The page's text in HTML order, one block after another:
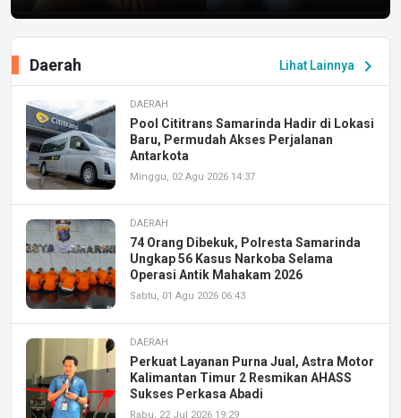
Lihat Lainnya chevron_right
Daerah
DAERAH
Pool Cititrans Samarinda Hadir di Lokasi
Baru, Permudah Akses Perjalanan
Antarkota
Minggu, 02 Agu 2026 14:37
DAERAH
74 Orang Dibekuk, Polresta Samarinda
Ungkap 56 Kasus Narkoba Selama
Operasi Antik Mahakam 2026
Sabtu, 01 Agu 2026 06:43
DAERAH
Perkuat Layanan Purna Jual, Astra Motor
Kalimantan Timur 2 Resmikan AHASS
Sukses Perkasa Abadi
Rabu, 22 Jul 2026 19:29